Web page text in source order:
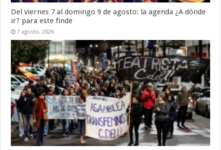
Del viernes 7 al domingo 9 de agosto: la agenda ¿A dónde
ir? para este finde
7 agosto, 2026